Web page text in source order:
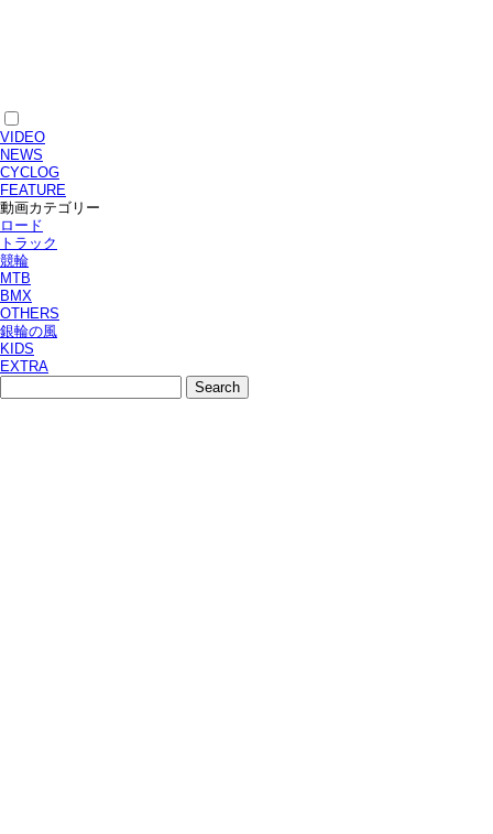
VIDEO
NEWS
CYCLOG
FEATURE
動画カテゴリー
ロード
トラック
競輪
MTB
BMX
OTHERS
銀輪の風
KIDS
EXTRA